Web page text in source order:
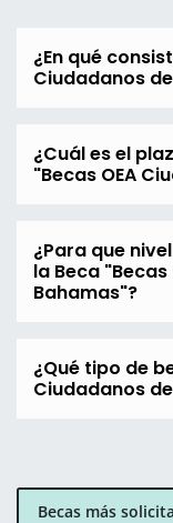
¿En qué
Ciudadanos
¿Cuál es el
"Becas OEA
¿Para que
la Beca
Bahamas"?
¿Qué tipo de
Ciudadanos
Becas más